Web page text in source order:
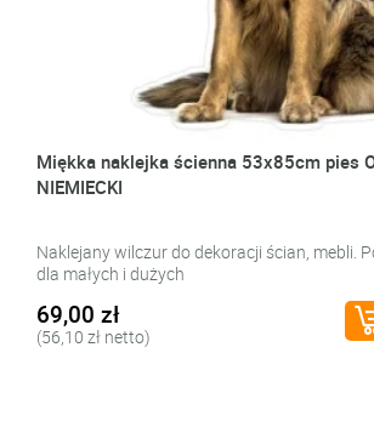
Miękka naklejka ścienna 53x85cm pies
NIEMIECKI
Naklejany wilczur do dekoracji ścian, mebli.
dla małych i dużych
69,00 zł
(56,10 zł netto)